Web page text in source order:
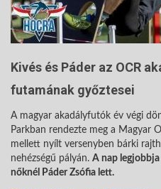
Kivés és Páder az OCR
futamának győztesei
A magyar akadályfutók év végi
Parkban rendezte meg a Magyar
mellett nyílt versenyben bárki
nehézségű pályán. A nap legjobbja
nőknél Páder Zsófia lett.